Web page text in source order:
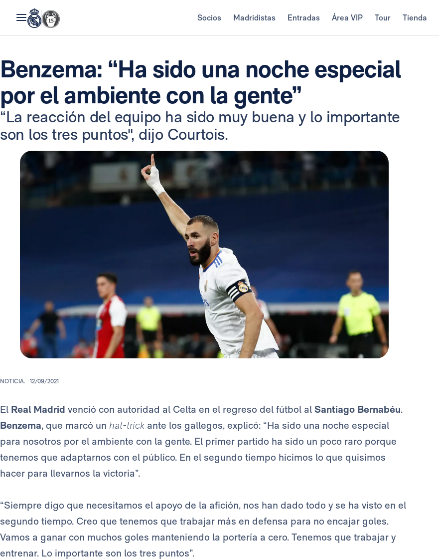
Socios Madridistas Entradas Área VIP Tour Tienda
Benzema: “Ha sido una noche especial
por el ambiente con la gente”
“La reacción del equipo ha sido muy buena y lo importante
son los tres puntos", dijo Courtois.
NOTICIA. 12/09/2021
El Real Madrid venció con autoridad al Celta en el regreso del fútbol al Santiago Bernabéu.
Benzema, que marcó un hat-trickante los gallegos, explicó: “Ha sido una noche especial
para nosotros por el ambiente con la gente. El primer partido ha sido un poco raro porque
tenemos que adaptarnos con el público. En el segundo tiempo hicimos lo que quisimos
hacer para llevarnos la victoria”.
“Siempre digo que necesitamos el apoyo de la afición, nos han dado todo y se ha visto en el
segundo tiempo. Creo que tenemos que trabajar más en defensa para no encajar goles.
Vamos a ganar con muchos goles manteniendo la portería a cero. Tenemos que trabajar y
entrenar. Lo importante son los tres puntos”.